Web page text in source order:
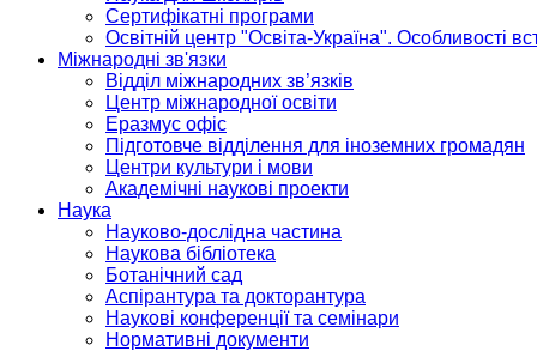
Сертифікатні програми
Освітній центр "Освіта-Україна". Особливості
Міжнародні зв'язки
Відділ міжнародних зв’язків
Центр міжнародної освіти
Еразмус офіс
Підготовче відділення для іноземних громадян
Центри культури і мови
Академічні наукові проекти
Наука
Науково-дослідна частина
Наукова бібліотека
Ботанічний сад
Аспірантура та докторантура
Наукові конференції та семінари
Нормативні документи